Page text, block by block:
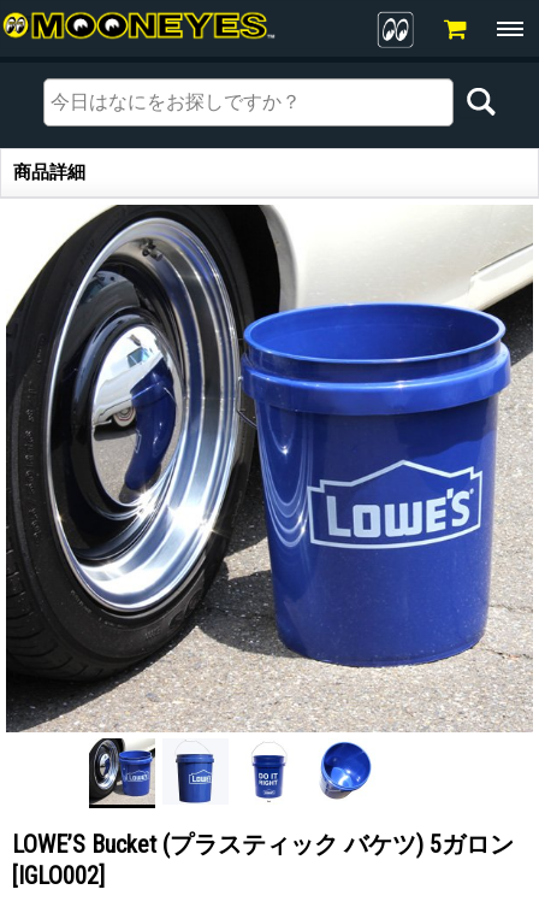
商品詳細
商品詳細
LOWE’S Bucket (プラスティック バケツ) 5ガロン
[IGLO002]